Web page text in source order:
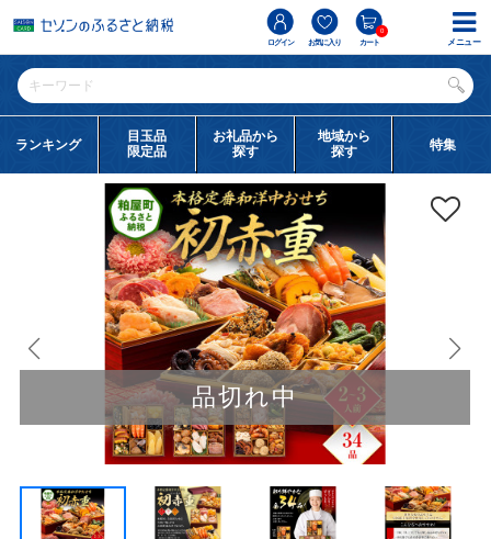
ログイン お気に入り カート
0
ランキング
目玉品
限定品
お礼品から
探す
地域から
探す
特集
品切れ中
メニュー